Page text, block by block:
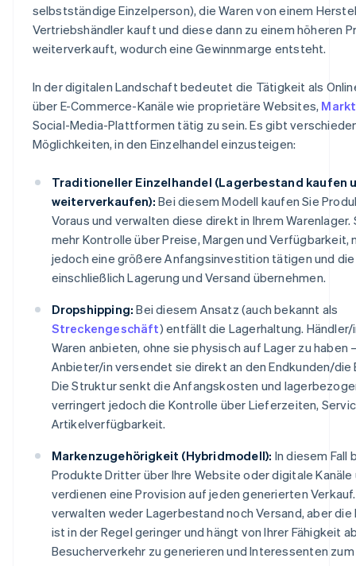
selbstständige Einzelperson), die Waren von einem
Vertriebshändler kauft und diese dann zu einem höheren
weiterverkauft, wodurch eine Gewinnmarge entsteht.
In der digitalen Landschaft bedeutet die Tätigkeit als
über E-Commerce-Kanäle wie proprietäre Websites,
Social-Media-Plattformen tätig zu sein. Es gibt
Möglichkeiten, in den Einzelhandel einzusteigen:
Traditioneller Einzelhandel (Lagerbestand kaufen
weiterverkaufen): Bei diesem Modell kaufen Sie
Voraus und verwalten diese direkt in Ihrem Warenlager.
mehr Kontrolle über Preise, Margen und Verfügbarkeit,
jedoch eine größere Anfangsinvestition tätigen und
einschließlich Lagerung und Versand übernehmen.
Dropshipping: Bei diesem Ansatz (auch bekannt als
Streckengeschäft) entfällt die Lagerhaltung. Händler/
Waren anbieten, ohne sie physisch auf Lager zu haben
Anbieter/in versendet sie direkt an den Endkunden/die
Die Struktur senkt die Anfangskosten und
verringert jedoch die Kontrolle über Lieferzeiten,
Artikelverfügbarkeit.
Markenzugehörigkeit (Hybridmodell): In diesem Fall
Produkte Dritter über Ihre Website oder digitale Kanäle
verdienen eine Provision auf jeden generierten
verwalten weder Lagerbestand noch Versand, aber
ist in der Regel geringer und hängt von Ihrer Fähigkeit
Besucherverkehr zu generieren und Interessenten zum